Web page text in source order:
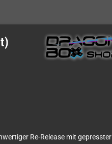
Re-Release mit gepresster